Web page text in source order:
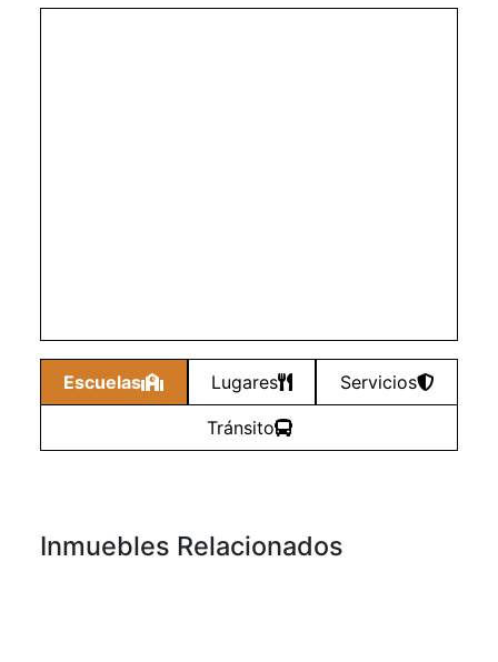
Escuelas Lugares Servicios
Tránsito
Inmuebles Relacionados